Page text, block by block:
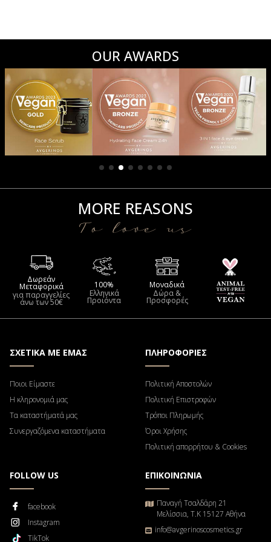
OUR AWARDS
MORE REASONS
To love us
Δωρεάν
Μεταφορικά
για παραγγελίες
άνω των 50€
100%
Ελληνικά
Προιόντα
Μοναδικά
Δώρα &
Προσφορές
ΣΧΕΤΙΚΑ ΜΕ ΕΜΑΣ
Ποιοι Είμαστε
Η κληρονομιά μας
Τα καταστήματά μας
Συνεργαζόμενα καταστήματα
ΠΛΗΡΟΦΟΡΙΕΣ
Πολιτική Αποστολών
Πολιτική Επιστροφών
Τρόποι Πληρωμής
Όροι Χρήσης
Πολιτική απορρήτου & Cookies
FOLLOW US
facebook
Instagram
TikTok
ΕΠΙΚΟΙΝΩΝΙΑ
Παναγή Τσαλδάρη 21
Μελίσσια, Τ.Κ 15127 Αθήνα
info@avgerinoscosmetics.gr